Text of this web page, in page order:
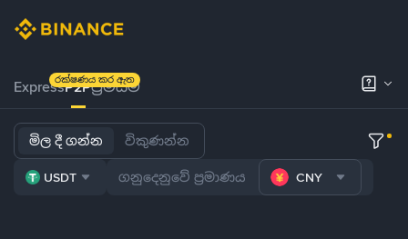
ExpressP2Pප්‍රිමියම්
රක්ෂණය කර ඇත
මිල දී ගන්න විකුණන්න
USDT CNY